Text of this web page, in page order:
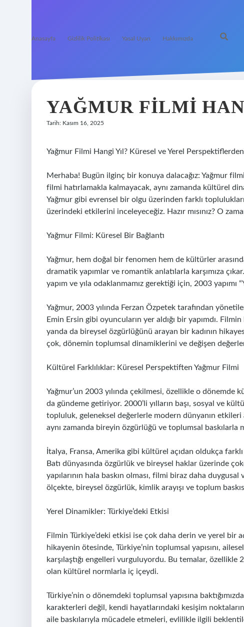
Anasayfa Gizlilik Politikası Yasal Uyarı Hakkımızda
YAĞMUR FILMI
Tarih: Kasım 16, 2025
Yağmur Filmi Hangi Yıl? Küresel ve Yerel
Merhaba! Bugün ilginç bir konuya dalacağız: Yağmur
filmi hatırlamakla kalmayacak, aynı zamanda kültürel
Yağmur gibi evrensel bir olgu üzerinden farklı
üzerindeki etkilerini inceleyeceğiz. Hazır mısınız? O
Yağmur Filmi: Küresel Bir Bağlantı
Yağmur, hem doğal bir fenomen hem de kültürler
dramatik yapımlar ve romantik anlatılarla karşımıza
yapım ve yıla odaklanmamız gerektiği için, 2003 yapımı
Yağmur, 2003 yılında Ferzan Özpetek tarafından
Emin Ersin gibi oyuncuların yer aldığı bir yapımdı.
yanda da bireysel özgürlüğünü arayan bir kadının
çok, dönemin toplumsal dinamiklerini ve değişen
Kültürel Farklılıklar: Küresel Perspektiften Yağmur Filmi
Yağmur’un 2003 yılında çekilmesi, özellikle o dönemde
da gündeme getiriyor. 2000’li yılların başı, sosyal ve
topluluk, geleneksel değerlerle modern dünyanın etkileri
aynı zamanda bireyin özgürlüğü ve toplumsal baskılarla
İtalya, Fransa, Amerika gibi kültürel açıdan oldukça
Batı dünyasında özgürlük ve bireysel haklar üzerinde
yapılarının hala baskın olması, filmi biraz daha
ölçekte, bireysel özgürlük, kimlik arayışı ve toplum
Yerel Dinamikler: Türkiye’deki Etkisi
Filmin Türkiye’deki etkisi ise çok daha derin ve yerel bir
hikayenin ötesinde, Türkiye’nin toplumsal yapısını,
karşılaştığı engelleri vurguluyordu. Bu temalar, özellikle
olan kültürel normlarla iç içeydi.
Türkiye’nin o dönemdeki toplumsal yapısına
karakterleri değil, kendi hayatlarındaki kesişim
aile baskılarıyla mücadele etmeleri, evlilikle ilgili